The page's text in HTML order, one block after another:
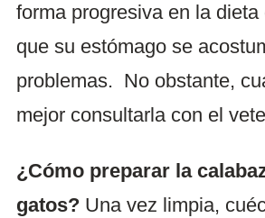
forma progresiva en la
que su estómago se
problemas. No obstante,
mejor consultarla con el
¿Cómo preparar la
gatos? Una vez limpia,